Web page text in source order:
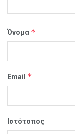
Όνομα *
Email *
Ιστότοπος